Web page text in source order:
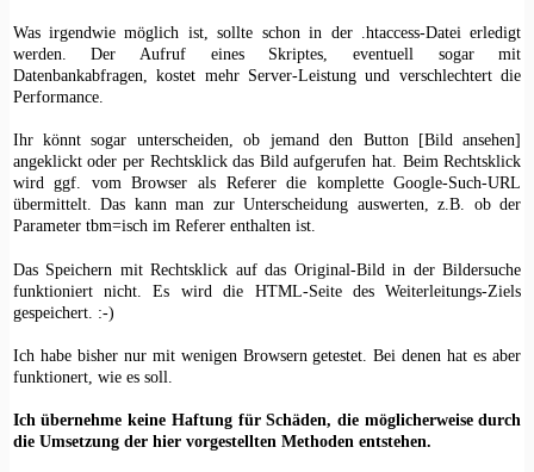
Was irgendwie möglich ist, sollte schon in der .htaccess-Datei erledigt
werden. Der Aufruf eines Skriptes, eventuell sogar mit
Datenbankabfragen, kostet mehr Server-Leistung und verschlechtert die
Performance.
Ihr könnt sogar unterscheiden, ob jemand den Button [Bild ansehen]
angeklickt oder per Rechtsklick das Bild aufgerufen hat. Beim Rechtsklick
wird ggf. vom Browser als Referer die komplette Google-Such-URL
übermittelt. Das kann man zur Unterscheidung auswerten, z.B. ob der
Parameter tbm=isch im Referer enthalten ist.
Das Speichern mit Rechtsklick auf das Original-Bild in der Bildersuche
funktioniert nicht. Es wird die HTML-Seite des Weiterleitungs-Ziels
gespeichert. :-)
Ich habe bisher nur mit wenigen Browsern getestet. Bei denen hat es aber
funktionert, wie es soll.
Ich übernehme keine Haftung für Schäden, die möglicherweise durch
die Umsetzung der hier vorgestellten Methoden entstehen.